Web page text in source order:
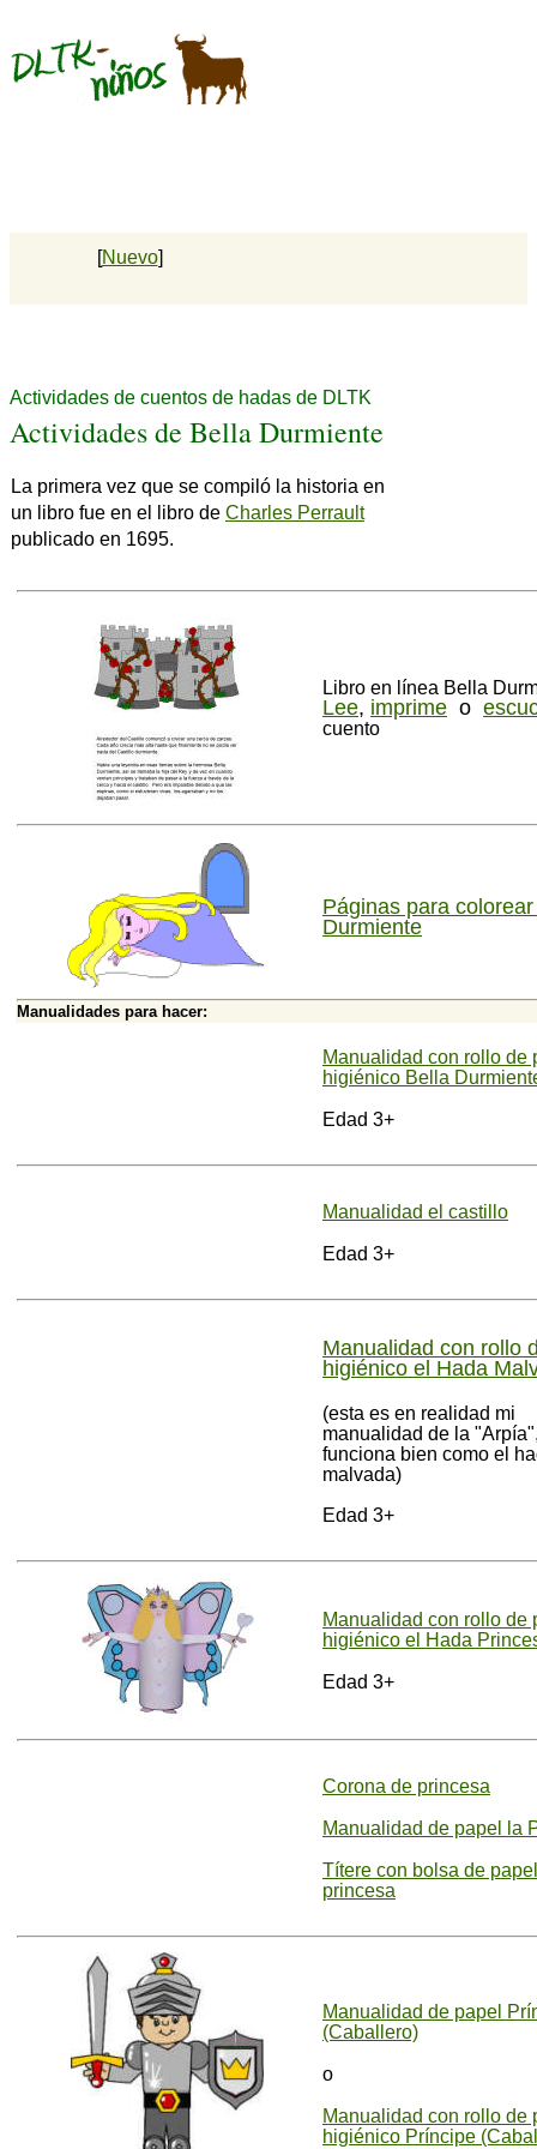
[Nuevo]
Actividades de cuentos de hadas de DLTK
Actividades de Bella Durmiente
La primera vez que se compiló la historia en
un libro fue en el libro de Charles Perrault
publicado en 1695.
Libro en línea Bella
Lee, imprime o
cuento
Páginas para
Durmiente
Manualidades para hacer:
Manualidad con rollo de
higiénico Bella
Edad 3+
Manualidad el castillo
Edad 3+
Manualidad con rollo
higiénico el Hada
(esta es en realidad mi
manualidad de la
funciona bien como el
malvada)
Edad 3+
Manualidad con rollo de
higiénico el Hada
Edad 3+
Corona de princesa
Manualidad de papel la
Títere con bolsa de
princesa
Manualidad de papel
(Caballero)
o
Manualidad con rollo de
higiénico Príncipe